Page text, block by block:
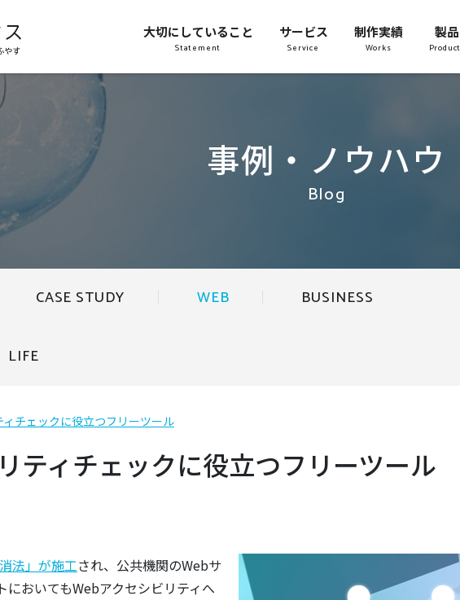
大切にしていること
Statement
サービス
Service
制作実績
Works
製品
事例・ノウハウ
Blog
CASE STUDY WEB BUSINESS
LIFE
チェックに役立つフリーツール
ティチェックに役立つフリーツール
法」が施工され、公共機関のWebサ
おいてもWebアクセシビリティへ